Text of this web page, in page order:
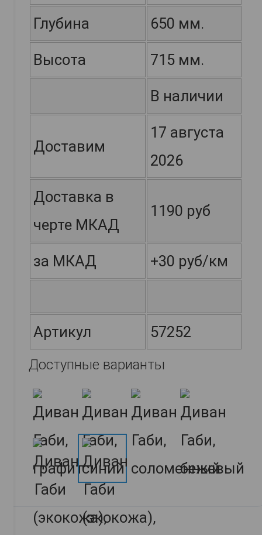
Глубина 650 мм.
Высота 715 мм.
В наличии
Доставим
17 августа
2026
Доставка в
черте МКАД
1190 руб
за МКАД +30 руб/км
Артикул 57252
Доступные варианты